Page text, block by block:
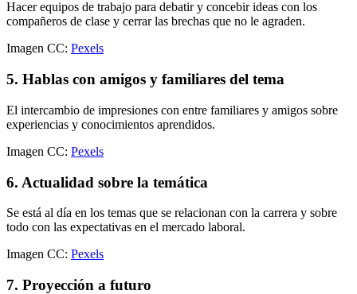
Hacer equipos de trabajo para debatir y concebir ideas con los
compañeros de clase y cerrar las brechas que no le agraden.
Imagen CC: Pexels
5. Hablas con amigos y familiares del tema
El intercambio de impresiones con entre familiares y amigos sobre
experiencias y conocimientos aprendidos.
Imagen CC: Pexels
6. Actualidad sobre la temática
Se está al día en los temas que se relacionan con la carrera y sobre
todo con las expectativas en el mercado laboral.
Imagen CC: Pexels
7. Proyección a futuro